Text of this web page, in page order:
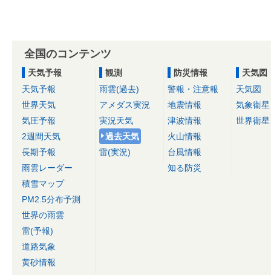
全国のコンテンツ
天気予報
天気予報
世界天気
気圧予報
2週間天気
長期予報
雨雲レーダー
積雪マップ
PM2.5分布予測
世界の雨雲
雷(予報)
道路気象
黄砂情報
観測
雨雲(過去)
アメダス実況
実況天気
過去天気
雷(実況)
防災情報
警報・注意報
地震情報
津波情報
火山情報
台風情報
知る防災
天気図
天気図
気象衛星
世界衛星